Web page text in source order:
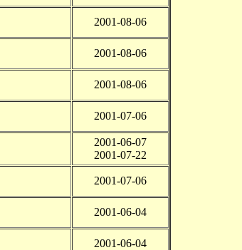
2001-08-06
2001-08-06
2001-08-06
2001-07-06
2001-06-07
2001-07-22
2001-07-06
2001-06-04
2001-06-04